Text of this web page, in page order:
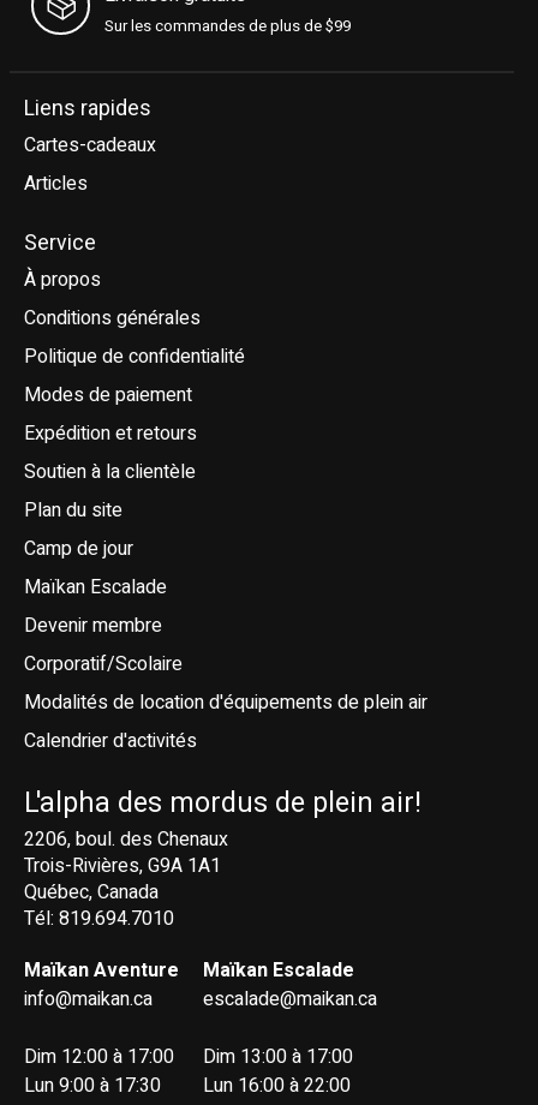
Sur les commandes de plus de $99
Liens rapides
Cartes-cadeaux
Articles
Service
À propos
Conditions générales
Politique de confidentialité
Modes de paiement
Expédition et retours
Soutien à la clientèle
Plan du site
Camp de jour
Maïkan Escalade
Devenir membre
Corporatif/Scolaire
Modalités de location d'équipements de plein air
Calendrier d'activités
L'alpha des mordus de plein air!
2206, boul. des Chenaux
Trois-Rivières, G9A 1A1
Québec, Canada
Tél: 819.694.7010
Maïkan Aventure
info@maikan.ca
Dim 12:00 à 17:00
Lun 9:00 à 17:30
Maïkan Escalade
escalade@maikan.ca
Dim 13:00 à 17:00
Lun 16:00 à 22:00